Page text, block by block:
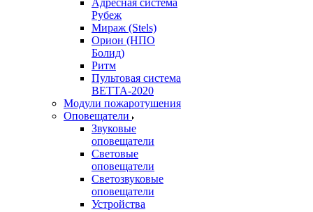
Адресная система
Рубеж
Мираж (Stels)
Орион (НПО
Болид)
Ритм
Пультовая система
ВЕТТА-2020
Модули пожаротушения
Оповещатели
Звуковые
оповещатели
Световые
оповещатели
Светозвуковые
оповещатели
Устройства